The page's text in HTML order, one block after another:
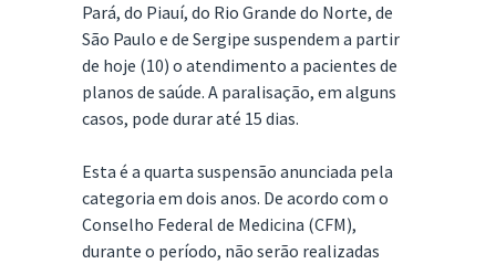
Pará, do Piauí, do Rio Grande do Norte, de
São Paulo e de Sergipe suspendem a partir
de hoje (10) o atendimento a pacientes de
planos de saúde. A paralisação, em alguns
casos, pode durar até 15 dias.
Esta é a quarta suspensão anunciada pela
categoria em dois anos. De acordo com o
Conselho Federal de Medicina (CFM),
durante o período, não serão realizadas